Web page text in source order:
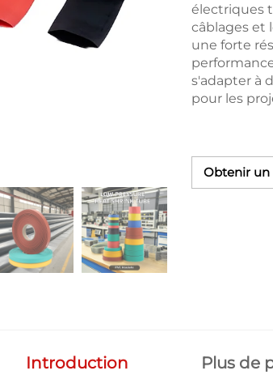
électriques
câblages et
une forte
s'adapter à
pour les
Obtenir un
Introduction Plus de